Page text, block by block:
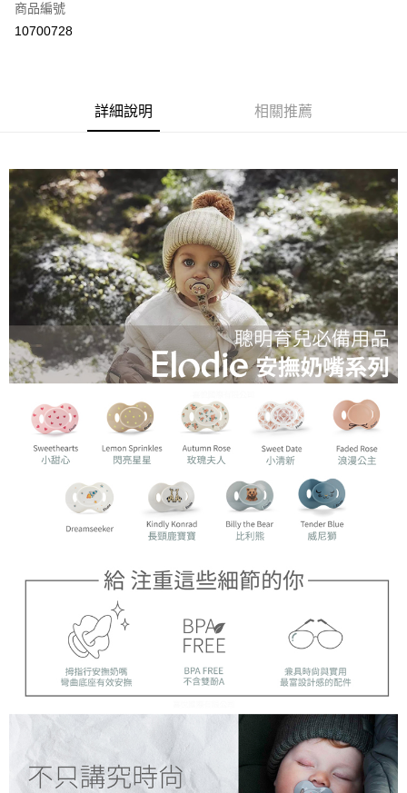
付款後全家取貨
宅配 (離島)
每筆NT$280
商品編號
10700728
詳細說明 相關推薦